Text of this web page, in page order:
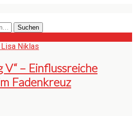
Lisa Niklas
V“ – Einflussreiche
Fadenkreuz